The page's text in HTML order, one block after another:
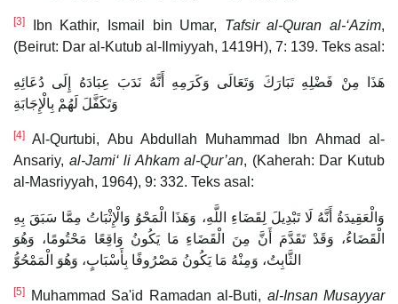
[3] Ibn Kathir, Ismail bin Umar, Tafsir al-Quran al-‘Azim,
(Beirut: Dar al-Kutub al-Ilmiyyah, 1419H), 7: 139. Teks asal:
هَذَا مِنْ فَضْلِهِ تَبَارَكَ وَتَعَالَى وَكَرَمِهِ أَنَّهُ نَدَبَ عِبَادَهُ إِلَى دُعَائِهِ
وَتَكَفَّلَ لَهُمْ بِالْإِجَابَةِ
[4] Al-Qurtubi, Abu Abdullah Muhammad Ibn Ahmad al-
Ansariy, al-Jami‘ li Ahkam al-Qur’an, (Kaherah: Dar Kutub
al-Masriyyah, 1964), 9: 332. Teks asal:
وَالْعَقِيدَةُ أَنَّهُ لَا تَبْدِيلَ لِقَضَاءِ اللَّهِ، وَهَذَا الْمَحْوُ وَالْإِثْبَاتُ مِمَّا سَبَقَ بِهِ
الْقَضَاءُ، وَقَدْ تَقَدَّمَ أَنَّ مِنَ الْقَضَاءِ مَا يَكُونُ وَاقِعًا مَحْتُومًا، وَهُوَ
الثَّابِتُ، وَمِنْهُ مَا يَكُونُ مَصْرُوفًا بِأَسْبَابٍ، وَهُوَ الْمَمْحُوُّ
[5] Muhammad Sa'id Ramadan al-Buti, al-Insan Musayyar